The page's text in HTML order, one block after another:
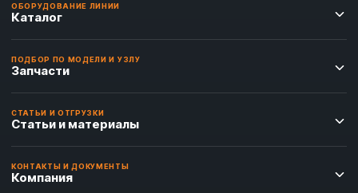
ОБОРУДОВАНИЕ ЛИНИИ
Каталог
ПОДБОР ПО МОДЕЛИ И УЗЛУ
Запчасти
СТАТЬИ И ОТГРУЗКИ
Статьи и материалы
КОНТАКТЫ И ДОКУМЕНТЫ
Компания